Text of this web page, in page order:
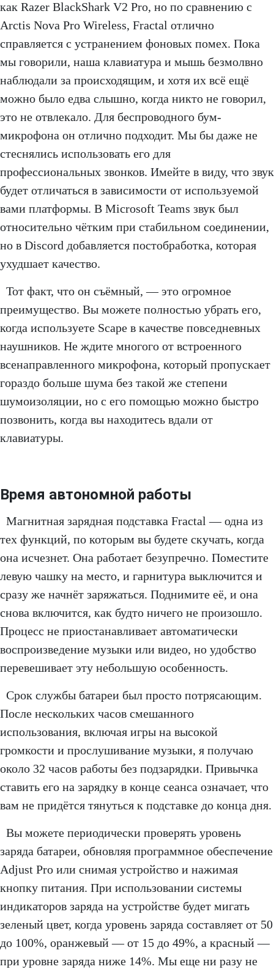
как Razer BlackShark V2 Pro, но по сравнению с
Arctis Nova Pro Wireless, Fractal отлично
справляется с устранением фоновых помех. Пока
мы говорили, наша клавиатура и мышь безмолвно
наблюдали за происходящим, и хотя их всё ещё
можно было едва слышно, когда никто не говорил,
это не отвлекало. Для беспроводного бум-
микрофона он отлично подходит. Мы бы даже не
стеснялись использовать его для
профессиональных звонков. Имейте в виду, что звук
будет отличаться в зависимости от используемой
вами платформы. В Microsoft Teams звук был
относительно чётким при стабильном соединении,
но в Discord добавляется постобработка, которая
ухудшает качество.
Тот факт, что он съёмный, — это огромное
преимущество. Вы можете полностью убрать его,
когда используете Scape в качестве повседневных
наушников. Не ждите многого от встроенного
всенаправленного микрофона, который пропускает
гораздо больше шума без такой же степени
шумоизоляции, но с его помощью можно быстро
позвонить, когда вы находитесь вдали от
клавиатуры.
Время автономной работы
Магнитная зарядная подставка Fractal — одна из
тех функций, по которым вы будете скучать, когда
она исчезнет. Она работает безупречно. Поместите
левую чашку на место, и гарнитура выключится и
сразу же начнёт заряжаться. Поднимите её, и она
снова включится, как будто ничего не произошло.
Процесс не приостанавливает автоматически
воспроизведение музыки или видео, но удобство
перевешивает эту небольшую особенность.
Срок службы батареи был просто потрясающим.
После нескольких часов смешанного
использования, включая игры на высокой
громкости и прослушивание музыки, я получаю
около 32 часов работы без подзарядки. Привычка
ставить его на зарядку в конце сеанса означает, что
вам не придётся тянуться к подставке до конца дня.
Вы можете периодически проверять уровень
заряда батареи, обновляя программное обеспечение
Adjust Pro или снимая устройство и нажимая
кнопку питания. При использовании системы
индикаторов заряда на устройстве будет мигать
зеленый цвет, когда уровень заряда составляет от 50
до 100%, оранжевый — от 15 до 49%, а красный —
при уровне заряда ниже 14%. Мы еще ни разу не